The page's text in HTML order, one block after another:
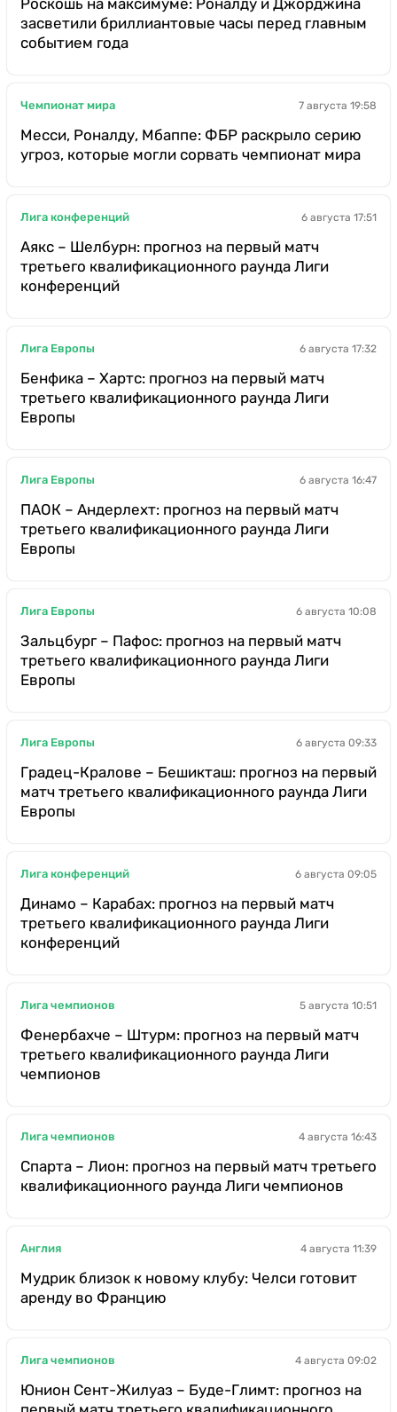
засветили бриллиантовые часы перед главным
событием года
Чемпионат мира 7 августа 19:58
Месси, Роналду, Мбаппе: ФБР раскрыло серию
угроз, которые могли сорвать чемпионат мира
Лига конференций 6 августа 17:51
Аякс – Шелбурн: прогноз на первый матч
третьего квалификационного раунда Лиги
конференций
Лига Европы 6 августа 17:32
Бенфика – Хартс: прогноз на первый матч
третьего квалификационного раунда Лиги
Европы
Лига Европы 6 августа 16:47
ПАОК – Андерлехт: прогноз на первый матч
третьего квалификационного раунда Лиги
Европы
Лига Европы 6 августа 10:08
Зальцбург – Пафос: прогноз на первый матч
третьего квалификационного раунда Лиги
Европы
Лига Европы 6 августа 09:33
Градец-Кралове – Бешикташ: прогноз на первый
матч третьего квалификационного раунда Лиги
Европы
Лига конференций 6 августа 09:05
Динамо – Карабах: прогноз на первый матч
третьего квалификационного раунда Лиги
конференций
Лига чемпионов 5 августа 10:51
Фенербахче – Штурм: прогноз на первый матч
третьего квалификационного раунда Лиги
чемпионов
Лига чемпионов 4 августа 16:43
Спарта – Лион: прогноз на первый матч третьего
квалификационного раунда Лиги чемпионов
Англия 4 августа 11:39
Мудрик близок к новому клубу: Челси готовит
аренду во Францию
Лига чемпионов 4 августа 09:02
Юнион Сент-Жилуаз – Буде-Глимт: прогноз на